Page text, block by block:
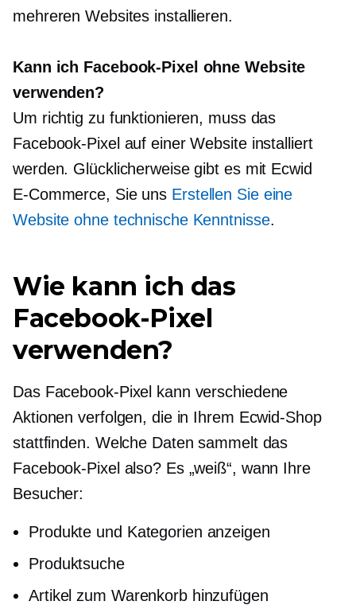
mehreren Websites installieren.
Kann ich Facebook-Pixel ohne Website
verwenden?
Um richtig zu funktionieren, muss das
Facebook-Pixel auf einer Website installiert
werden. Glücklicherweise gibt es mit Ecwid
E-Commerce, Sie uns Erstellen Sie eine
Website ohne technische Kenntnisse.
Wie kann ich das
Facebook-Pixel
verwenden?
Das Facebook-Pixel kann verschiedene
Aktionen verfolgen, die in Ihrem Ecwid-Shop
stattfinden. Welche Daten sammelt das
Facebook-Pixel also? Es „weiß“, wann Ihre
Besucher:
Produkte und Kategorien anzeigen
Produktsuche
Artikel zum Warenkorb hinzufügen